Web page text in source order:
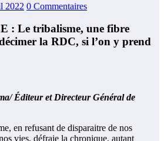
2022 0 Commentaires
: Le tribalisme, une fibre
la RDC, si l’on y prend
Éditeur et Directeur Général de
en refusant de disparaitre de nos
vies, défraie la chronique, autant